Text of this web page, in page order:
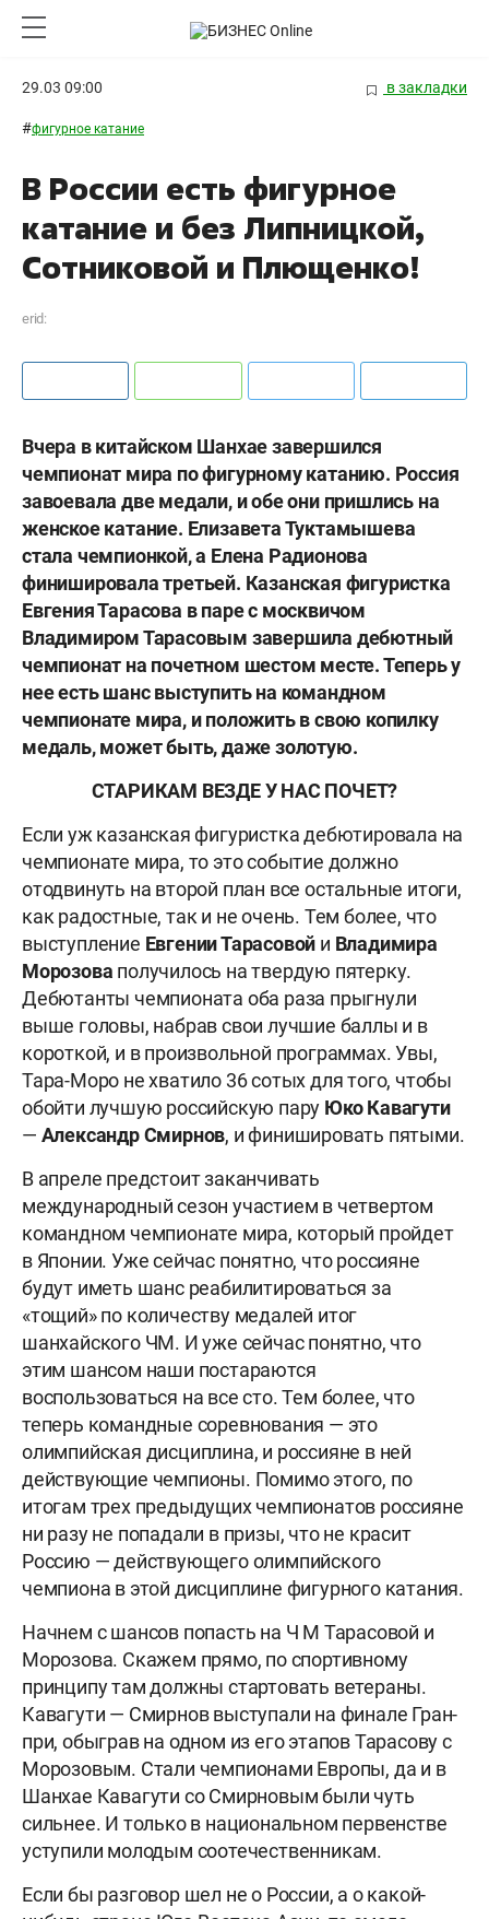
29.03 09:00 в закладки
#фигурное катание
В России есть фигурное
катание и без Липницкой,
Сотниковой и Плющенко!
erid:
Вчера в китайском Шанхае завершился
чемпионат мира по фигурному катанию. Россия
завоевала две медали, и обе они пришлись на
женское катание. Елизавета Туктамышева
стала чемпионкой, а Елена Радионова
финишировала третьей. Казанская фигуристка
Евгения Тарасова в паре с москвичом
Владимиром Тарасовым завершила дебютный
чемпионат на почетном шестом месте. Теперь у
нее есть шанс выступить на командном
чемпионате мира, и положить в свою копилку
медаль, может быть, даже золотую.
СТАРИКАМ ВЕЗДЕ У НАС ПОЧЕТ?
Если уж казанская фигуристка дебютировала на
чемпионате мира, то это событие должно
отодвинуть на второй план все остальные итоги,
как радостные, так и не очень. Тем более, что
выступление Евгении Тарасовой и Владимира
Морозова получилось на твердую пятерку.
Дебютанты чемпионата оба раза прыгнули
выше головы, набрав свои лучшие баллы и в
короткой, и в произвольной программах. Увы,
Тара-Моро не хватило 36 сотых для того, чтобы
обойти лучшую российскую пару Юко Кавагути
— АлександрСмирнов, и финишировать пятыми.
В апреле предстоит заканчивать
международный сезон участием в четвертом
командном чемпионате мира, который пройдет
в Японии. Уже сейчас понятно, что россияне
будут иметь шанс реабилитироваться за
«тощий» по количеству медалей итог
шанхайского ЧМ. И уже сейчас понятно, что
этим шансом наши постараются
воспользоваться на все сто. Тем более, что
теперь командные соревнования — это
олимпийская дисциплина, и россияне в ней
действующие чемпионы. Помимо этого, по
итогам трех предыдущих чемпионатов россияне
ни разу не попадали в призы, что не красит
Россию — действующего олимпийского
чемпиона в этой дисциплине фигурного катания.
Начнем с шансов попасть на Ч М Тарасовой и
Морозова. Скажем прямо, по спортивному
принципу там должны стартовать ветераны.
Кавагути — Смирнов выступали на финале Гран-
при, обыграв на одном из его этапов Тарасову с
Морозовым. Стали чемпионами Европы, да и в
Шанхае Кавагути со Смирновым были чуть
сильнее. И только в национальном первенстве
уступили молодым соотечественникам.
Если бы разговор шел не о России, а о какой-